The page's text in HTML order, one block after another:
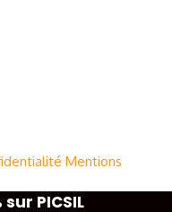
Mentions
sur PICSIL